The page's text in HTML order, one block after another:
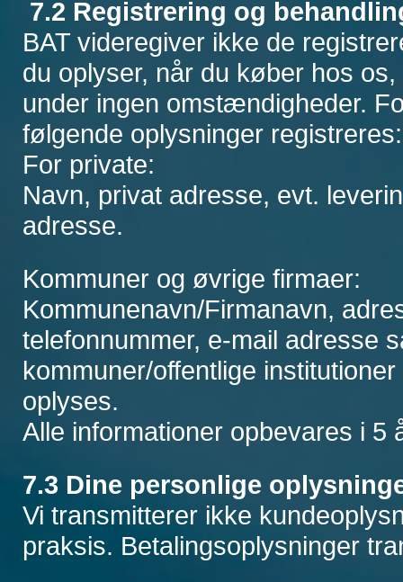
7.2 Registrering og
BAT videregiver ikke de
du oplyser, når du køber hos
under ingen omstændigheder.
følgende oplysninger registreres:
For private:
Navn, privat adresse, evt.
adresse.
Kommuner og øvrige firmaer:
Kommunenavn/Firmanavn,
telefonnummer, e-mail adresse
kommuner/offentlige
oplyses.
Alle informationer opbevares i 5
7.3 Dine personlige
Vi transmitterer ikke
praksis. Betalingsoplysninger